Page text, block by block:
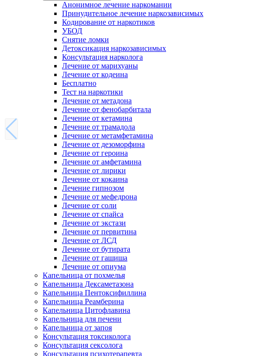
Анонимное лечение наркомании
Принудительное лечение наркозависимых
Кодирование от наркотиков
УБОД
Снятие ломки
Детоксикация наркозависимых
Консультация нарколога
Лечение от марихуаны
Лечение от кодеина
Бесплатно
Тест на наркотики
Лечение от метадона
Лечение от фенобарбитала
Лечение от кетамина
Лечение от трамадола
Лечение от метамфетамина
Лечение от дезоморфина
Лечение от героина
Лечение от амфетамина
Лечение от лирики
Лечение от кокаина
Лечение гипнозом
Лечение от мефедрона
Лечение от соли
Лечение от спайса
Лечение от экстази
Лечение от первитина
Лечение от ЛСД
Лечение от бутирата
Лечение от гашиша
Лечение от опиума
Капельница от похмелья
Капельница Дексаметазона
Капельница Пентоксифиллина
Капельница Реамберина
Капельница Цитофлавина
Капельница для печени
Капельница от запоя
Консультация токсиколога
Консультация сексолога
Консультация психотерапевта